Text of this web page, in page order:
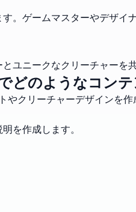
。ゲームマスターやデザイナ
ニークなクリーチャーを
どのようなコン
クリーチャーデザインを
を作成します。